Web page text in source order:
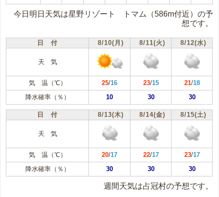
今日明日天気は星野リゾート トマム（586m付近）の予
想です。
日 付 8/10(月) 8/11(火) 8/12(水)
天 気
気 温（℃） 25/16 23/15 21/18
降水確率（％）
10 30 30
日 付 8/13(木) 8/14(金) 8/15(土)
天 気
気 温（℃） 20/17 22/17 23/17
降水確率（％）
30 30 30
週間天気は占冠村の予想です。